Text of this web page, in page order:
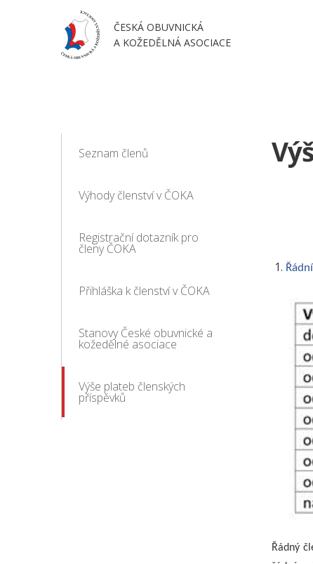
ČESKÁ OBUVNICKÁ
A KOŽEDĚLNÁ ASOCIACE
Řádný
Seznam členů
Výhody členství v ČOKA
Registrační dotazník pro
členy ČOKA
Přihláška k členství v ČOKA
Stanovy České obuvnické a
kožedělné asociace
Výše plateb členských
příspěvků